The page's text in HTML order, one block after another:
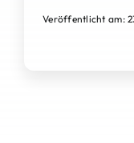
Veröffentlicht am: